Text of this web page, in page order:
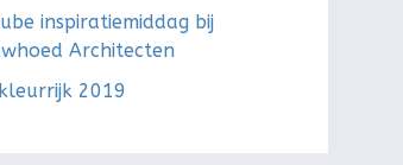
inspiratiemiddag bij
Architecten
2019